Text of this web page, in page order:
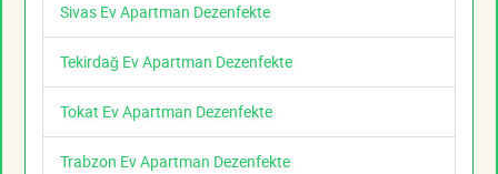
Sivas Ev Apartman Dezenfekte
Tekirdağ Ev Apartman Dezenfekte
Tokat Ev Apartman Dezenfekte
Trabzon Ev Apartman Dezenfekte